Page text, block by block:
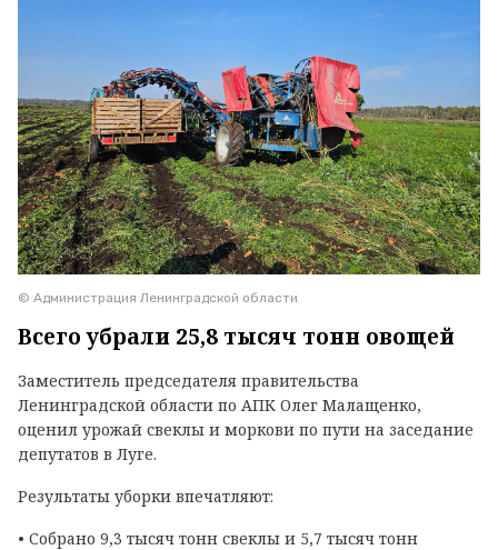
© Администрация Ленинградской области
Всего убрали 25,8 тысяч тонн овощей
Заместитель председателя правительства
Ленинградской области по АПК Олег Малащенко,
оценил урожай свеклы и моркови по пути на заседание
депутатов в Луге.
Результаты уборки впечатляют:
• Собрано 9,3 тысяч тонн свеклы и 5,7 тысяч тонн